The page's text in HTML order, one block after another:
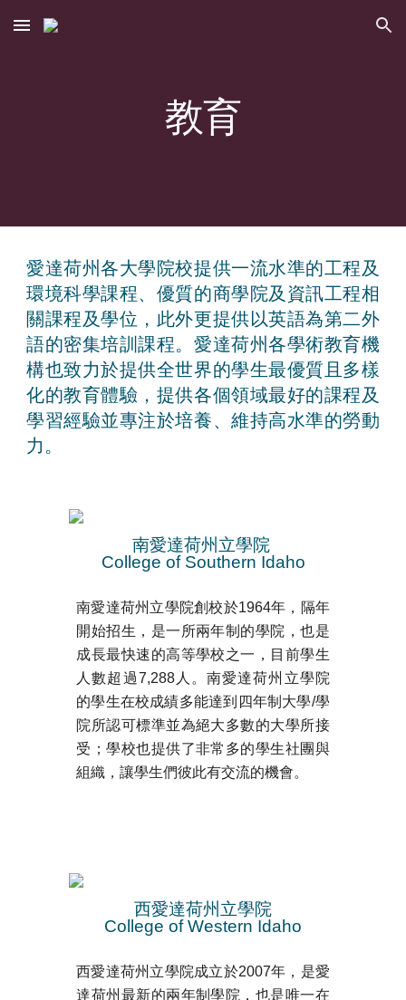
Skip to main content Skip to navigation
教育
愛達荷州各大學院校提供一流水準的工程及
環境科學課程、優質的商學院及資訊工程相
關課程及學位，此外更提供以英語為第二外
語的密集培訓課程。愛達荷州各學術教育機
構也致力於提供全世界的學生最優質且多樣
化的教育體驗，提供各個領域最好的課程及
學習經驗並專注於培養、維持高水準的勞動
力。
南愛達荷州立學院
College of Southern Idaho
南愛達荷州立學院創校於1964年，隔年
開始招生，是一所兩年制的學院，也是
成長最快速的高等學校之一，目前學生
人數超過7,288人。南愛達荷州立學院
的學生在校成績多能達到四年制大學/學
院所認可標準並為絕大多數的大學所接
受；學校也提供了非常多的學生社團與
組織，讓學生們彼此有交流的機會。
西愛達荷州立學院
College of Western Idaho
西愛達荷州立學院成立於2007年，是愛
達荷州最新的兩年制學院，也是唯一在